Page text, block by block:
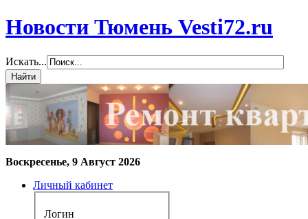
Новости Тюмень Vesti72.ru
Искать...
Воскресенье, 9 Август 2026
Личный кабинет
Логин